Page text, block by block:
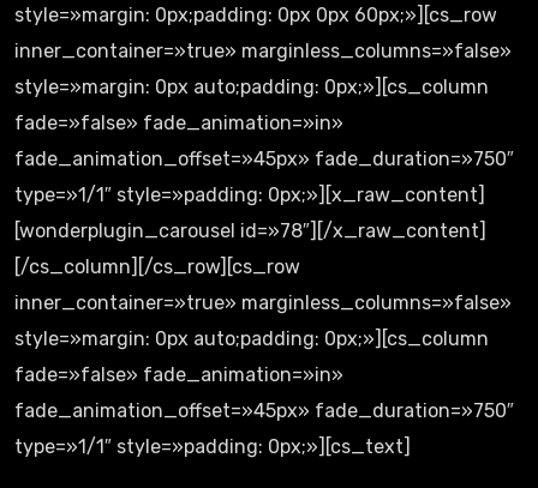
style=»margin: 0px;padding: 0px 0px 60px;»][cs_row
inner_container=»true» marginless_columns=»false»
style=»margin: 0px auto;padding: 0px;»][cs_column
fade=»false» fade_animation=»in»
fade_animation_offset=»45px» fade_duration=»750″
type=»1/1″ style=»padding: 0px;»][x_raw_content]
[wonderplugin_carousel id=»78″][/x_raw_content]
[/cs_column][/cs_row][cs_row
inner_container=»true» marginless_columns=»false»
style=»margin: 0px auto;padding: 0px;»][cs_column
fade=»false» fade_animation=»in»
fade_animation_offset=»45px» fade_duration=»750″
type=»1/1″ style=»padding: 0px;»][cs_text]